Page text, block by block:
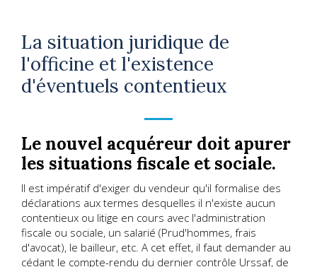
La situation juridique de
l'officine et l'existence
d'éventuels contentieux
Le nouvel acquéreur doit apurer
les situations fiscale et sociale.
Il est impératif d'exiger du vendeur qu'il formalise des
déclarations aux termes desquelles il n'existe aucun
contentieux ou litige en cours avec l'administration
fiscale ou sociale, un salarié (Prud'hommes, frais
d'avocat), le bailleur, etc. A cet effet, il faut demander au
cédant le compte-rendu du dernier contrôle Urssaf, de